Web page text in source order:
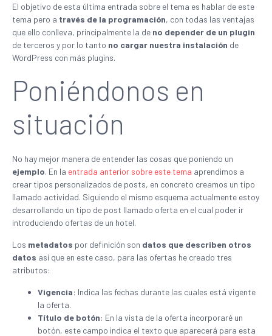
El objetivo de esta última entrada sobre el tema es hablar de este
tema pero a través de la programación, con todas las ventajas
que ello conlleva, principalmente la de no depender de un plugin
de terceros y por lo tanto no cargar nuestra instalación de
WordPress con más plugins.
Poniéndonos en
situación
No hay mejor manera de entender las cosas que poniendo un
ejemplo. En la entrada anterior sobre este tema aprendimos a
crear tipos personalizados de posts, en concreto creamos un tipo
llamado actividad. Siguiendo el mismo esquema actualmente estoy
desarrollando un tipo de post llamado oferta en el cual poder ir
introduciendo ofertas de un hotel.
Los metadatos por definición son datos que describen otros
datos así que en este caso, para las ofertas he creado tres
atributos:
Vigencia: Indica las fechas durante las cuales está vigente
la oferta.
Título de botón: En la vista de la oferta incorporaré un
botón, este campo indica el texto que aparecerá para esta